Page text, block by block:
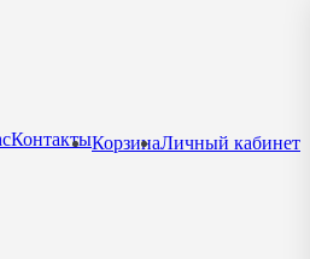
КонтактыКорзинаЛичный кабинет